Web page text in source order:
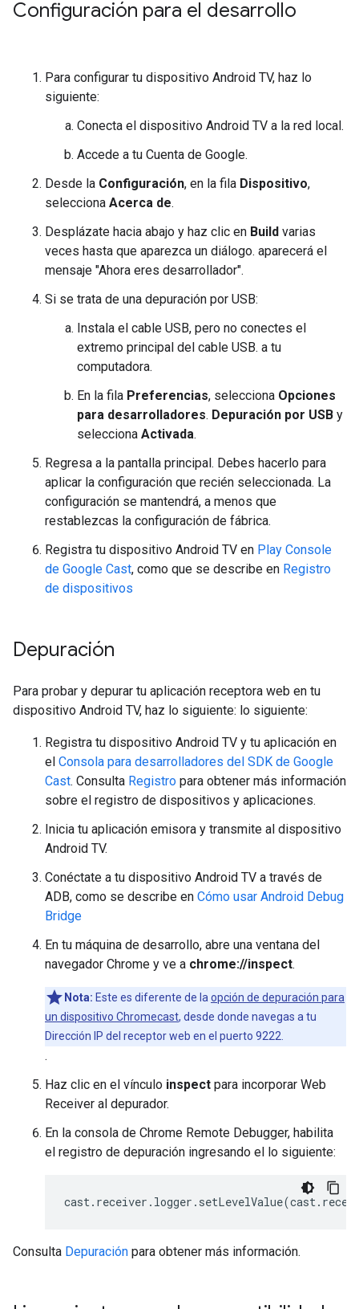
Configuración para el desarrollo
Para configurar tu dispositivo Android TV, haz lo
siguiente:
Conecta el dispositivo Android TV a la red local.
Accede a tu Cuenta de Google.
Desde la Configuración, en la fila Dispositivo,
selecciona Acerca de.
Desplázate hacia abajo y haz clic en Build varias
veces hasta que aparezca un diálogo. aparecerá el
mensaje "Ahora eres desarrollador".
Si se trata de una depuración por USB:
Instala el cable USB, pero no conectes el
extremo principal del cable USB. a tu
computadora.
En la fila Preferencias, selecciona Opciones
para desarrolladores. Depuración por USB y
selecciona Activada.
Regresa a la pantalla principal. Debes hacerlo para
aplicar la configuración que recién seleccionada. La
configuración se mantendrá, a menos que
restablezcas la configuración de fábrica.
Registra tu dispositivo Android TV en Play Console
de Google Cast, como que se describe en Registro
de dispositivos
Depuración
Para probar y depurar tu aplicación receptora web en tu
dispositivo Android TV, haz lo siguiente: lo siguiente:
Registra tu dispositivo Android TV y tu aplicación en
el Consola para desarrolladores del SDK de Google
Cast. Consulta Registro para obtener más información
sobre el registro de dispositivos y aplicaciones.
Inicia tu aplicación emisora y transmite al dispositivo
Android TV.
Conéctate a tu dispositivo Android TV a través de
ADB, como se describe en Cómo usar Android Debug
Bridge
En tu máquina de desarrollo, abre una ventana del
navegador Chrome y ve a chrome://inspect.
Nota: Este es diferente de la opción de depuración para
un dispositivo Chromecast, desde donde navegas a tu
Dirección IP del receptor web en el puerto 9222.
.
Haz clic en el vínculo inspect para incorporar Web
Receiver al depurador.
En la consola de Chrome Remote Debugger, habilita
el registro de depuración ingresando el lo siguiente:
cast. receiver . logger . setLevelValue(cast.
Consulta Depuración para obtener más información.